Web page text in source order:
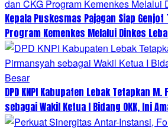
Kepala Puskesmas Pajagan Siap Genjot
Program Kemenkes Melalui Dinkes
DPD KNPI Kabupaten Lebak Tetapkan
sebagai Wakil Ketua I Bidang OKK, Ini